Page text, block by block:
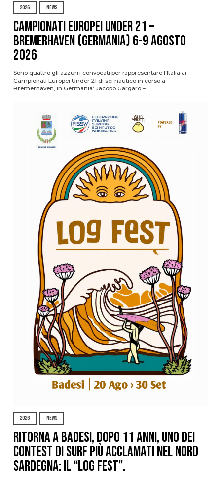
2026 NEWS
Campionati Europei Under 21 –
Bremerhaven (Germania) 6-9 agosto
2026
Sono quattro gli azzurri convocati per rappresentare l’Italia ai
Campionati Europei Under 21 di sci nautico in corso a
Bremerhaven, in Germania: Jacopo Gargaro –
2026 NEWS
Ritorna a Badesi, dopo 11 anni, uno dei
contest di surf più acclamati nel nord
Sardegna: il “Log Fest”.